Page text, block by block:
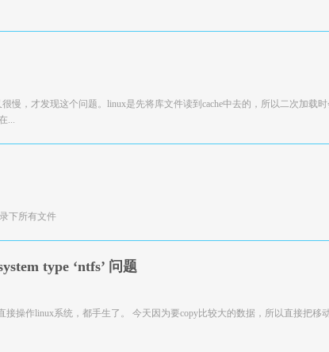
慢，才发现这个问题。linux是先将库文件读到cache中去的，所以二次加载
...
下所有文件
type ‘ntfs’ 问题
操作linux系统，都手生了。 今天因为要copy比较大的数据，所以直接把移